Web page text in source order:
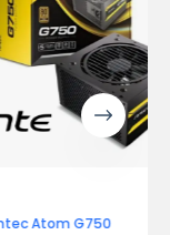
G750